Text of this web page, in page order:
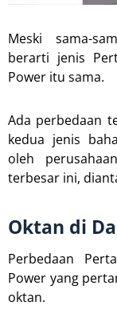
Meski sama-
berarti jenis
Power itu sama.
Ada perbedaan
kedua jenis
oleh
terbesar ini,
Oktan di
Perbedaan
Power yang
oktan.